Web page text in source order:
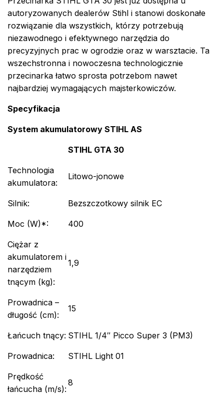
autoryzowanych dealerów Stihl i stanowi doskonałe
rozwiązanie dla wszystkich, którzy potrzebują
niezawodnego i efektywnego narzędzia do
precyzyjnych prac w ogrodzie oraz w warsztacie. Ta
wszechstronna i nowoczesna technologicznie
przecinarka łatwo sprosta potrzebom nawet
najbardziej wymagających majsterkowiczów.
Specyfikacja
System akumulatorowy STIHL AS
STIHL GTA 30
Technologia
akumulatora:
Litowo-jonowe
Silnik: Bezszczotkowy silnik EC
Moc (W)*: 400
Ciężar z
akumulatorem i
narzędziem
tnącym (kg):
1,9
Prowadnica –
długość (cm):
15
Łańcuch tnący: STIHL 1/4″ Picco Super 3 (PM3)
Prowadnica: STIHL Light 01
Prędkość
łańcucha (m/s):
8